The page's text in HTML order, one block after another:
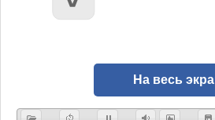
На весь